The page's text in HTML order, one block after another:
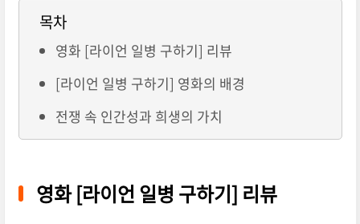
목차
영화 [라이언 일병 구하기] 리뷰
[라이언 일병 구하기] 영화의 배경
전쟁 속 인간성과 희생의 가치
영화 [라이언 일병 구하기] 리뷰